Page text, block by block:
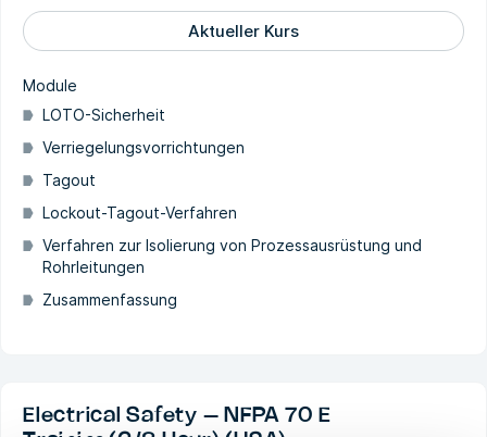
Aktueller Kurs
Module
LOTO-Sicherheit
Verriegelungsvorrichtungen
Tagout
Lockout-Tagout-Verfahren
Verfahren zur Isolierung von Prozessausrüstung und
Rohrleitungen
Zusammenfassung
Electrical Safety – NFPA 70 E